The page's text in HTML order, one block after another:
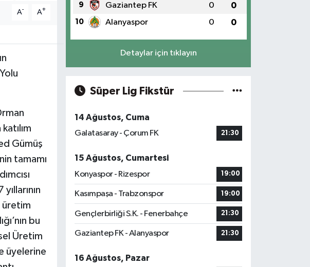
A- A+
Gümüş
tamamı
üretim
bu
Üretim
üyelerine
9 Gaziantep FK 0 0
10 Alanyaspor 0 0
Detaylar için tıklayın
Süper Lig Fikstür
14 Ağustos, Cuma
Galatasaray - Çorum FK
21:30
15 Ağustos, Cumartesi
Konyaspor - Rizespor
19:00
Kasımpaşa - Trabzonspor 19:00
Gençlerbirliği S.K. - Fenerbahçe 21:30
Gaziantep FK - Alanyaspor 21:30
16 Ağustos, Pazar